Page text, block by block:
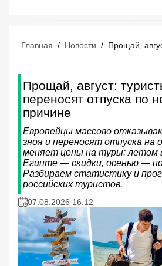
Главная / Новости /
Прощай, август:
переносят отпуска по
причине
Европейцы массово
зноя и переносят отпуска на
меняет цены на туры: летом
Египте — скидки, осенью —
Разбираем статистику и
российских туристов.
07.08.2026 16:12